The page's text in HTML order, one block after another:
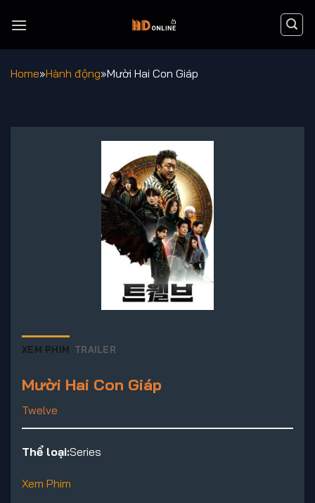
đến
Home»Hành động»Mười Hai Con Giáp
XEM PHIM TRAILER
Mười Hai Con Giáp
Twelve
Thể loại:Series
Xem Phim